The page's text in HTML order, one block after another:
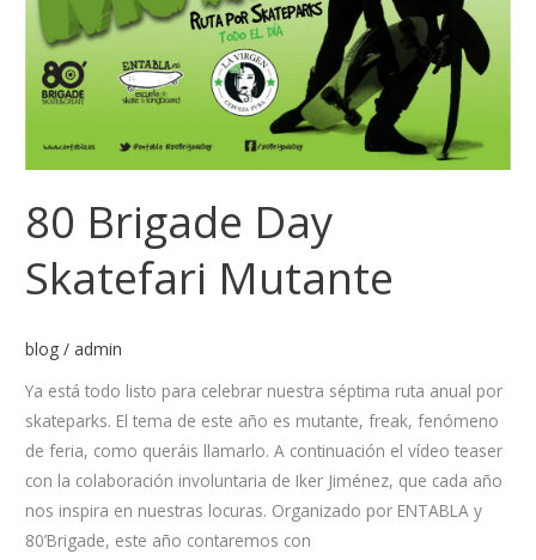
80 Brigade Day
Skatefari Mutante
blog / admin
Ya está todo listo para celebrar nuestra séptima ruta anual por
skateparks. El tema de este año es mutante, freak, fenómeno
de feria, como queráis llamarlo. A continuación el vídeo teaser
con la colaboración involuntaria de Iker Jiménez, que cada año
nos inspira en nuestras locuras. Organizado por ENTABLA y
80’Brigade, este año contaremos con